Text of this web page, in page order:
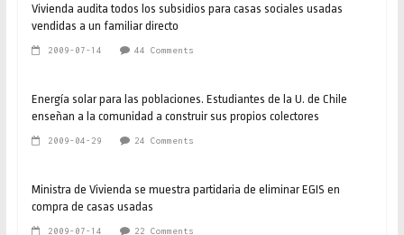
Vivienda audita todos los subsidios para casas sociales usadas
vendidas a un familiar directo
2009-07-14 44 Comments
Energía solar para las poblaciones. Estudiantes de la U. de Chile
enseñan a la comunidad a construir sus propios colectores
2009-04-29 24 Comments
Ministra de Vivienda se muestra partidaria de eliminar EGIS en
compra de casas usadas
2009-07-14 22 Comments